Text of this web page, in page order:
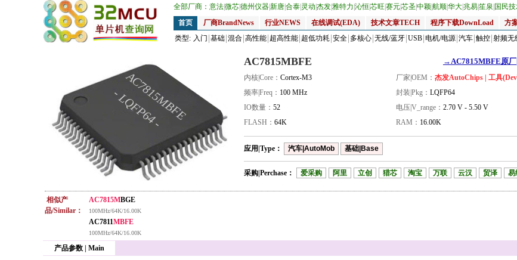
全部厂商： 意法微芯德州仪器新唐合泰 灵动 杰发雅特力 沁恒芯旺 赛元芯圣 中颖航顺华大兆易笙泉 国民
首页
厂商BrandNews 行业NEWS 在线调试(EDA) 技术文章TECH 程序下载DownLoad 方
类型: 入门 基础 混合 高性能 超高性能 超低功耗 安全 多核心 无线/蓝牙 USB 电机/电源 汽车 触控 射频无
AC7815MBFE
- LQFP64 -
AC7815MBFE →AC7815MBFE原
内核|Core： Cortex-M3 厂家|OEM： 杰发AutoChips | 工具
频率|Freq： 100 MHz 封装|Pkg： LQFP64
IO数量： 52 电压|V_range： 2.70 V - 5.50 V
FLASH： 64K RAM： 16.00K
应用|Type： 汽车|AutoMob 基础|Base
采购|Perchase： 爱采购 阿里 立创 猎芯 淘宝 万联 云汉 贸泽 易
相似产
品/Similar：
AC7815MBGE
100MHz/64K/16.00K
AC7811MBFE
100MHz/64K/16.00K
产品参数 | Main